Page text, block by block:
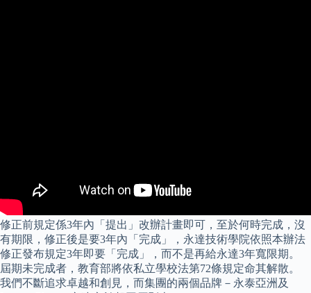
修正前規定係3年內「提出」改辦計畫即可，至於何時完成，沒
有期限，修正後是要3年內「完成」，永達技術學院依照本辦法
修正發布規定3年即要「完成」，而不是再給永達3年寬限期。
屆期未完成者，教育部將依私立學校法第72條規定命其解散。
我們不斷追求卓越和創見，而集團的兩個品牌－永泰亞洲及